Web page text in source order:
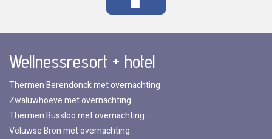
Wellnessresort + hotel
Thermen Berendonck met overnachting
Zwaluwhoeve met overnachting
Thermen Bussloo met overnachting
Veluwse Bron met overnachting